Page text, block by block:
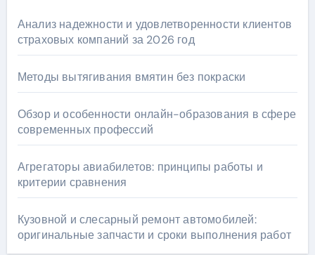
Анализ надежности и удовлетворенности клиентов
страховых компаний за 2026 год
Методы вытягивания вмятин без покраски
Обзор и особенности онлайн-образования в сфере
современных профессий
Агрегаторы авиабилетов: принципы работы и
критерии сравнения
Кузовной и слесарный ремонт автомобилей:
оригинальные запчасти и сроки выполнения работ